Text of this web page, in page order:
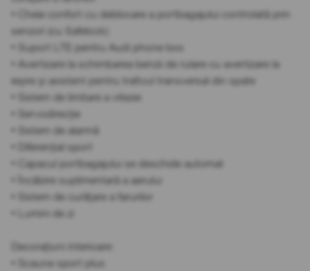
• Cheie confort cu deblocare a portbagajului controlată prin
senzori (cu Safelock)
• Suport LTE pentru Audi phone box
• Avertizare la schimbarea benzii de rulare cu avertizare la
ieșire și asistent pentru traficul transversal din spate
• Sistem de limitare a vitezei
• Servodirecție
• Sistem de alarmă
• Diferențial sport
• Capacul portbagajului se deschide automat
• Încălzire suplimentară a aerului
• Sistem de curățare a farurilor
• Lumini de zi
Decorațiuni interioare:
• Scaune sport plus